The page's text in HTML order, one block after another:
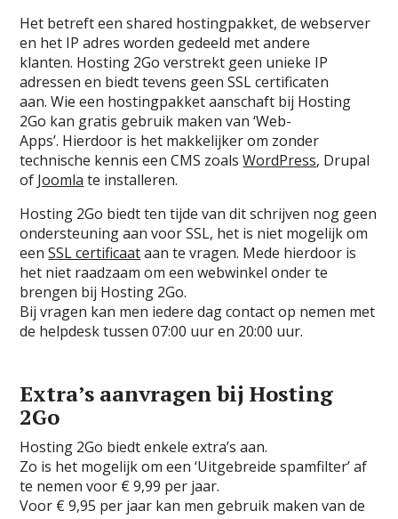
Het betreft een shared hostingpakket, de webserver
en het IP adres worden gedeeld met andere
klanten. Hosting 2Go verstrekt geen unieke IP
adressen en biedt tevens geen SSL certificaten
aan. Wie een hostingpakket aanschaft bij Hosting
2Go kan gratis gebruik maken van ‘Web-
Apps’. Hierdoor is het makkelijker om zonder
technische kennis een CMS zoalsWordPress, Drupal
of Joomla te installeren.
Hosting 2Go biedt ten tijde van dit schrijven nog geen
ondersteuning aan voor SSL, het is niet mogelijk om
eenSSL certificaataan te vragen. Mede hierdoor is
het niet raadzaam om een webwinkel onder te
brengen bij Hosting 2Go.
Bij vragen kan men iedere dag contact op nemen met
de helpdesk tussen 07:00 uur en 20:00 uur.
Extra’s aanvragen bij Hosting
2Go
Hosting 2Go biedt enkele extra’s aan.
Zo is het mogelijk om een ‘Uitgebreide spamfilter’ af
te nemen voor € 9,99 per jaar.
Voor € 9,95 per jaar kan men gebruik maken van de